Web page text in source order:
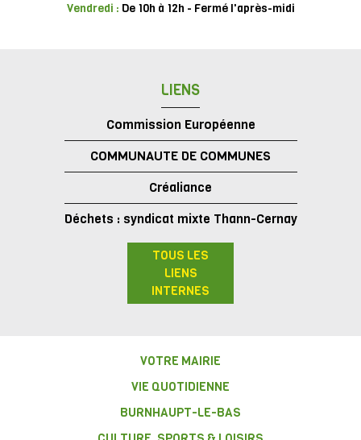
Vendredi : De 10h à 12h - Fermé l'après-midi
LIENS
Commission Européenne
COMMUNAUTE DE COMMUNES
Créaliance
Déchets : syndicat mixte Thann-Cernay
TOUS LES
LIENS
INTERNES
VOTRE MAIRIE
VIE QUOTIDIENNE
BURNHAUPT-LE-BAS